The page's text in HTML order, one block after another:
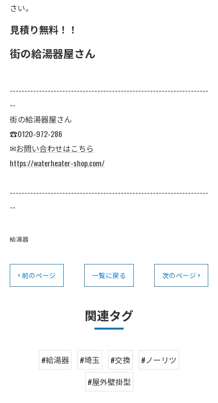
さい。
見積り無料！！
街の給湯器屋さん
--------------------------------------------------------------------
--
街の給湯器屋さん
☎0120-972-286
✉お問い合わせはこちら
https://waterheater-shop.com/
--------------------------------------------------------------------
--
給湯器
< 前のページ 一覧に戻る 次のページ >
関連タグ
#給湯器 #埼玉 #交換
#ノーリツ
#屋外壁掛型